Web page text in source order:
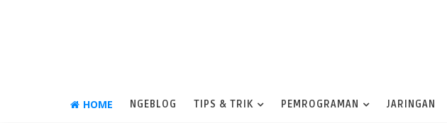
HOME NGEBLOG TIPS & TRIK PEMROGRAMAN JARINGAN